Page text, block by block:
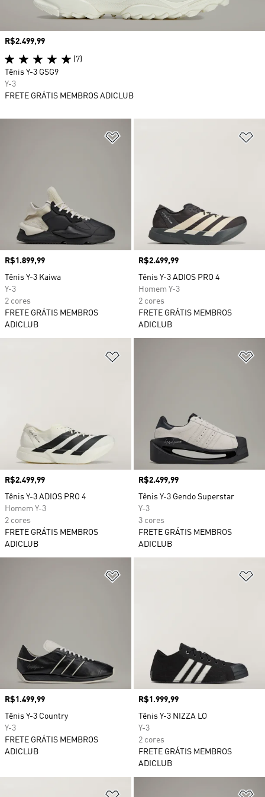
Preço
R$1.899,99
Tênis Y-3 Kaiwa
Y-3
2 cores
FRETE GRÁTIS MEMBROS
ADICLUB
Preço
R$2.499,99
Tênis Y-3 ADIOS PRO 4
Homem Y-3
2 cores
FRETE GRÁTIS MEMBROS
ADICLUB
Adicionar à Lista de Desejos
Preço
R$2.499,99
Tênis Y-3 ADIOS PRO 4
Homem Y-3
2 cores
FRETE GRÁTIS MEMBROS
ADICLUB
Preço
R$2.499,99
Tênis Y-3 Gendo Superstar
Y-3
3 cores
FRETE GRÁTIS MEMBROS
ADICLUB
Preço
R$1.499,99
Tênis Y-3 Country
Y-3
FRETE GRÁTIS MEMBROS
ADICLUB
Preço
R$1.999,99
Tênis Y-3 NIZZA LO
Y-3
2 cores
FRETE GRÁTIS MEMBROS
ADICLUB
Adicionar à Lista de Desejos
Preço
R$2.499,99
(7)
Tênis Y-3 GSG9
Y-3
FRETE GRÁTIS MEMBROS ADICLUB